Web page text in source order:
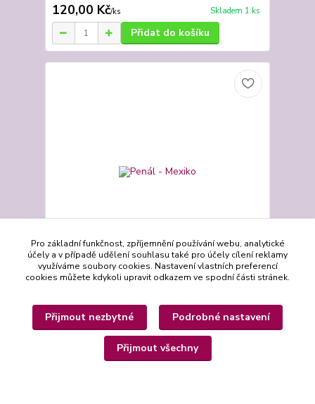
120,00 Kč/ks Skladem 1 ks
Přidat do košíku
pevně vyztužený, podšívka z bavlněné látky,
zapínání na zip.
120,00 Kč Skladem 1 ks
Přidat do košíku
Pro základní funkčnost, zpříjemnění používání webu, analytické
účely a v případě udělení souhlasu také pro účely cílení reklamy
využíváme soubory cookies. Nastavení vlastních preferencí
cookies můžete kdykoli upravit odkazem ve spodní části stránek.
Přijmout nezbytné Podrobné nastavení
Přijmout všechny